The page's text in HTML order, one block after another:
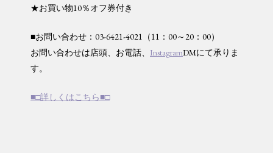
★お買い物10％オフ券付き
■お問い合わせ： 03-6421-4021
（11：00～20：00）
お問い合わせは店頭、お電話、 InstagramDMにて承りま
す。
■□詳しくはこちら■□